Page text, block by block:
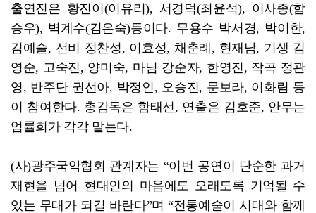
출연진은 황진이(이유리), 서경덕(최윤석), 이사종(함
승우), 벽계수(김은숙)등이다. 무용수 박서경, 박이한,
김예슬, 선비 정찬성, 이효성, 채춘례, 현재남, 기생 김
영순, 고숙진, 양미숙, 마님 강순자, 한영진, 작곡 정관
영, 반주단 권선아, 박정인, 오승진, 문보라, 이화림 등
이 참여한다. 총감독은 함태선, 연출은 김호준, 안무는
엄률희가 각각 맡는다.
(사)광주국악협회 관계자는 “이번 공연이 단순한 과거
재현을 넘어 현대인의 마음에도 오래도록 기억될 수
있는 무대가 되길 바란다”며 “전통예술이 시대와 함께